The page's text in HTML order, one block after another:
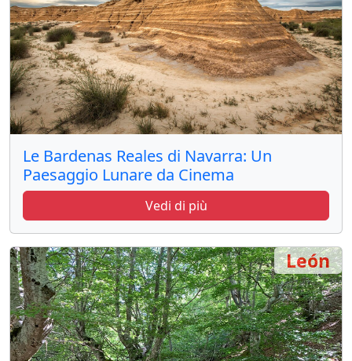
Le Bardenas Reales di Navarra: Un
Paesaggio Lunare da Cinema
Vedi di più
León